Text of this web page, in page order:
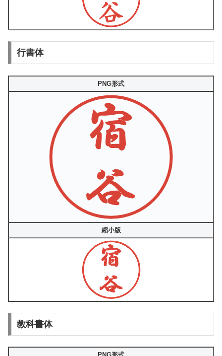
行書体
PNG形式
縮小版
教科書体